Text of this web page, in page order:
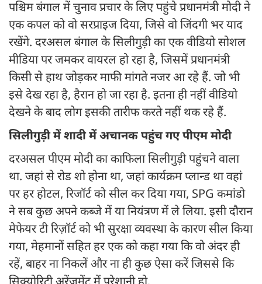
पश्चिम बंगाल में चुनाव प्रचार के लिए पहुंचे प्रधानमंत्री मोदी ने
एक कपल को वो सरप्राइज दिया, जिसे वो जिंदगी भर याद
रखेंगे. दरअसल बंगाल के सिलीगुड़ी का एक वीडियो सोशल
मीडिया पर जमकर वायरल हो रहा है, जिसमें प्रधानमंत्री
किसी से हाथ जोड़कर माफी मांगते नजर आ रहे हैं. जो भी
इसे देख रहा है, हैरान हो जा रहा है. इतना ही नहीं वीडियो
देखने के बाद लोग इसकी तारीफ करते नहीं थक रहे हैं.
सिलीगुड़ी में शादी में अचानक पहुंच गए पीएम मोदी
दरअसल पीएम मोदी का काफिला सिलीगुड़ी पहुंचने वाला
था. जहां से रोड शो होना था, जहां कार्यक्रम प्लान्ड था वहां
पर हर होटल, रिजॉर्ट को सील कर दिया गया, SPG कमांडो
ने सब कुछ अपने कब्जे में या नियंत्रण में ले लिया. इसी दौरान
मेफेयर टी रिज़ॉर्ट को भी सुरक्षा व्यवस्था के कारण सील किया
गया, मेहमानों सहित हर एक को कहा गया कि वो अंदर ही
रहें, बाहर ना निकलें और ना ही कुछ ऐसा करें जिससे कि